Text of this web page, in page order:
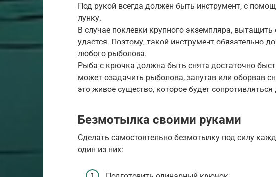
Под рукой всегда должен быть инструмент, с
лунку.
В случае поклевки крупного экземпляра, вытащить
удастся. Поэтому, такой инструмент обязательно
любого рыболова.
Рыба с крючка должна быть снята достаточно
может озадачить рыболова, запутав или оборвав
это живое существо, которое будет сопротивляться
Безмотылка своими руками
Сделать самостоятельно безмотылку под силу
один из них: